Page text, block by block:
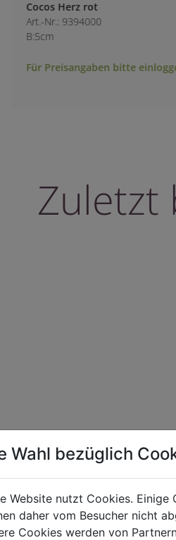
Cocos Herz rot
Art.-Nr.: 9394000
B:5cm
Für Preisangaben bitte einloggen!
Zuletzt
jeweils gültigen
unter 50,00 EUR behalten wir
können Farbabweichungen
Wahl bezüglich
Website nutzt Cookies.
daher vom Besucher nicht
Cookies werden von